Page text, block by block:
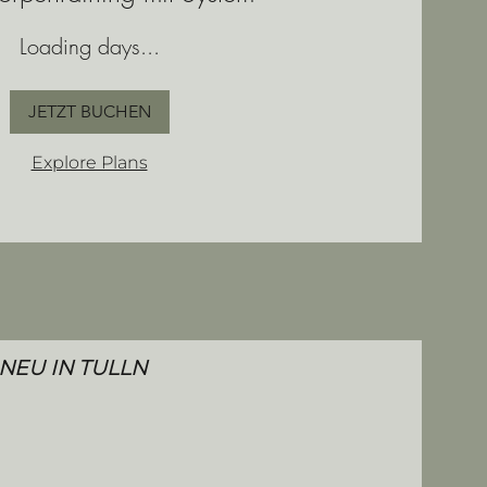
Loading days...
JETZT BUCHEN
Explore Plans
IN TULLN